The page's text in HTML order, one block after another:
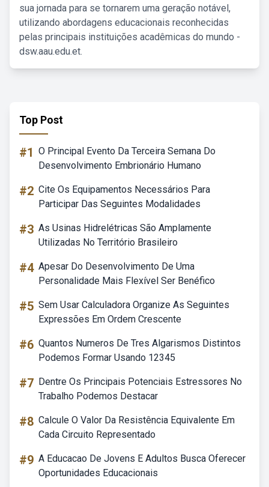
sua jornada para se tornarem uma geração notável,
utilizando abordagens educacionais reconhecidas
pelas principais instituições acadêmicas do mundo -
dsw.aau.edu.et.
Top Post
#1 O Principal Evento Da Terceira Semana Do
Desenvolvimento Embrionário Humano
#2 Cite Os Equipamentos Necessários Para
Participar Das Seguintes Modalidades
#3 As Usinas Hidrelétricas São Amplamente
Utilizadas No Território Brasileiro
#4 Apesar Do Desenvolvimento De Uma
Personalidade Mais Flexível Ser Benéfico
#5 Sem Usar Calculadora Organize As Seguintes
Expressões Em Ordem Crescente
#6 Quantos Numeros De Tres Algarismos Distintos
Podemos Formar Usando 12345
#7 Dentre Os Principais Potenciais Estressores No
Trabalho Podemos Destacar
#8 Calcule O Valor Da Resistência Equivalente Em
Cada Circuito Representado
#9 A Educacao De Jovens E Adultos Busca Oferecer
Oportunidades Educacionais